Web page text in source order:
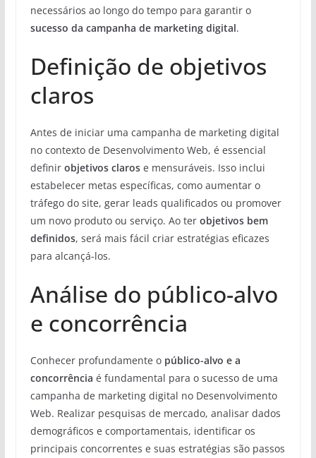
necessários ao longo do tempo para garantir o
sucesso da campanha de marketing digital.
Definição de objetivos
claros
Antes de iniciar uma campanha de marketing digital
no contexto de Desenvolvimento Web, é essencial
definirobjetivos clarose mensuráveis. Isso inclui
estabelecer metas específicas, como aumentar o
tráfego do site, gerar leads qualificados ou promover
um novo produto ou serviço. Ao ter objetivos bem
definidos, será mais fácil criar estratégias eficazes
para alcançá-los.
Análise do público-alvo
e concorrência
Conhecer profundamente opúblico-alvo e a
concorrência é fundamental para o sucesso de uma
campanha de marketing digital no Desenvolvimento
Web. Realizar pesquisas de mercado, analisar dados
demográficos e comportamentais, identificar os
principais concorrentes e suas estratégias são passos